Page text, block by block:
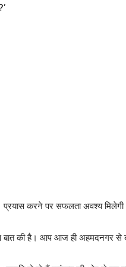
प्रयास करने पर सफलता अवश्य
बात की है। आप आज ही अहमदनगर से